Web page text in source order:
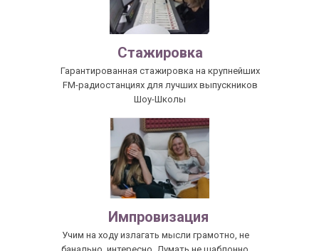
Стажировка
Гарантированная стажировка на крупнейших
FM-радиостанциях для лучших выпускников
Шоу-Школы
Импровизация
Учим на ходу излагать мысли грамотно, не